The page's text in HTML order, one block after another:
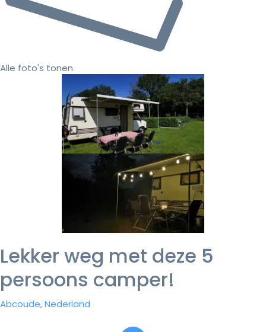
Alle foto's tonen
Lekker weg met deze 5
persoons camper!
Abcoude, Nederland